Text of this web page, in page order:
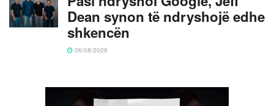
Dean synon të ndryshojë edhe
shkencën
06/08/2026